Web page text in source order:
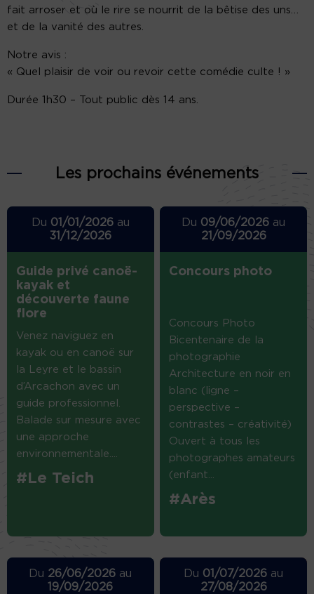
fait arroser et où le rire se nourrit de la bêtise des uns…
et de la vanité des autres.
Notre avis :
« Quel plaisir de voir ou revoir cette comédie culte ! »
Durée 1h30 – Tout public dès 14 ans.
Les prochains événements
Du 01/01/2026au
31/12/2026
Guide privé canoë-
kayak et
découverte faune
flore
Venez naviguez en
kayak ou en canoë sur
la Leyre et le bassin
d’Arcachon avec un
guide professionnel.
Balade sur mesure avec
une approche
environnementale....
#Le Teich
Du 09/06/2026 au
21/09/2026
Concours photo
Concours Photo
Bicentenaire de la
photographie
Architecture en noir en
blanc (ligne –
perspective –
contrastes – créativité)
Ouvert à tous les
photographes amateurs
(enfant...
#Arès
Du 26/06/2026 au
19/09/2026
Du 01/07/2026 au
27/08/2026